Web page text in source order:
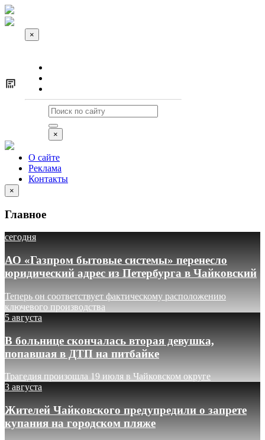
×
×
О сайте
Реклама
Контакты
×
Главное
сегодня
АО «Газпром бытовые системы» перенесло
юридический адрес из Петербурга в Чайковский
Теперь он соответствует фактическому расположению
ключевого производства
5 августа
В больнице скончалась вторая девушка,
попавшая в ДТП на питбайке
Трагедия произошла 19 июля в Чайковском округе
3 августа
Жителей Чайковского предупредили о запрете
купания на городском пляже